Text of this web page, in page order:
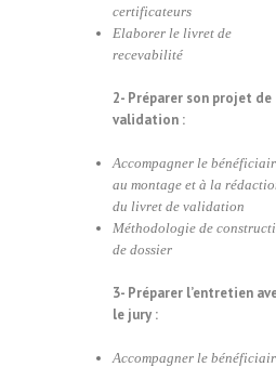
certificateurs
Elaborer le livret de
recevabilité
2- Préparer son projet de
validation :
Accompagner le
au montage et à la
du livret de validation
Méthodologie de
de dossier
3- Préparer l’entretien
le jury :
Accompagner le